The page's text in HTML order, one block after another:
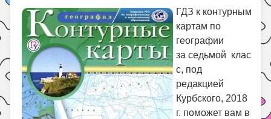
Праздники
Психология
Летом!
Поиск
ГДЗ к контурным
картам по
географии
за седьмой клас
с, под
редакцией
Курбского, 2018
г. поможет вам в